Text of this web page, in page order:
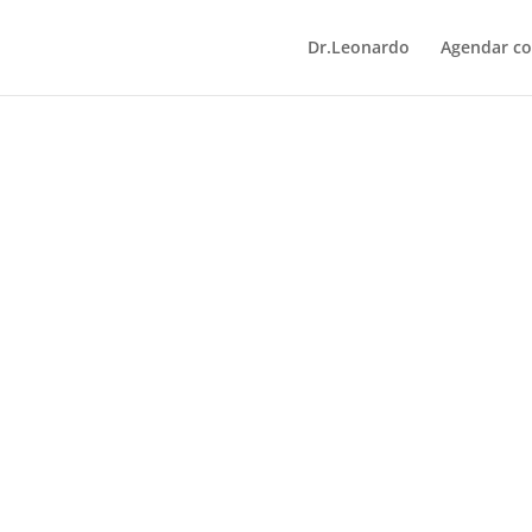
Dr.Leonardo
Agendar